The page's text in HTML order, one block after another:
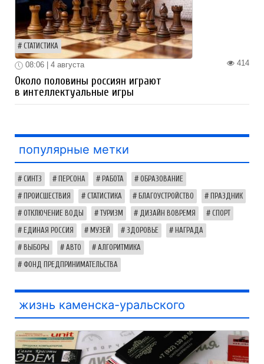
СТАТИСТИКА
414
08:06 | 4 августа
Около половины россиян играют
в интеллектуальные игры
популярные метки
СИНТЗ ПЕРСОНА РАБОТА ОБРАЗОВАНИЕ
ПРОИСШЕСТВИЯ СТАТИСТИКА БЛАГОУСТРОЙСТВО ПРАЗДНИК
ОТКЛЮЧЕНИЕ ВОДЫ ТУРИЗМ ДИЗАЙН ВОВРЕМЯ СПОРТ
ЕДИНАЯ РОССИЯ МУЗЕЙ ЗДОРОВЬЕ НАГРАДА
ВЫБОРЫ АВТО АЛГОРИТМИКА
ФОНД ПРЕДПРИНИМАТЕЛЬСТВА
жизнь каменска-уральского